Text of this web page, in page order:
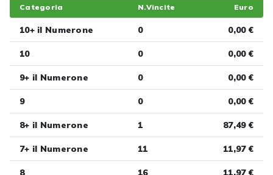
Categoria N.Vincite Euro
10+ il Numerone 0 0,00 €
10 0 0,00 €
9+ il Numerone 0 0,00 €
9 0 0,00 €
8+ il Numerone 1 87,49 €
7+ il Numerone 11 11,97 €
8 16 11,97 €